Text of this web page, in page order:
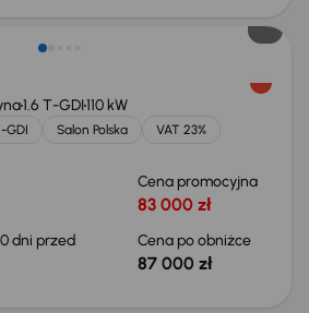
1.6 T-GDI110 kW
GDI Salon Polska
VAT 23%
Cena promocyjna
83 000 zł
dni przed
Cena po obniżce
87 000 zł